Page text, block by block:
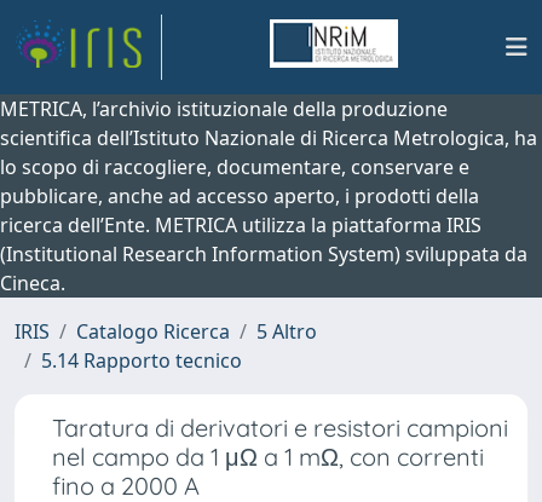
METRICA, l’archivio istituzionale della produzione
scientifica dell’Istituto Nazionale di Ricerca Metrologica, ha
lo scopo di raccogliere, documentare, conservare e
pubblicare, anche ad accesso aperto, i prodotti della
ricerca dell’Ente. METRICA utilizza la piattaforma IRIS
(Institutional Research Information System) sviluppata da
Cineca.
IRIS
Catalogo Ricerca
5 Altro
5.14 Rapporto tecnico
Taratura di derivatori e resistori campioni
nel campo da 1 μΩ a 1 mΩ, con correnti
fino a 2000 A